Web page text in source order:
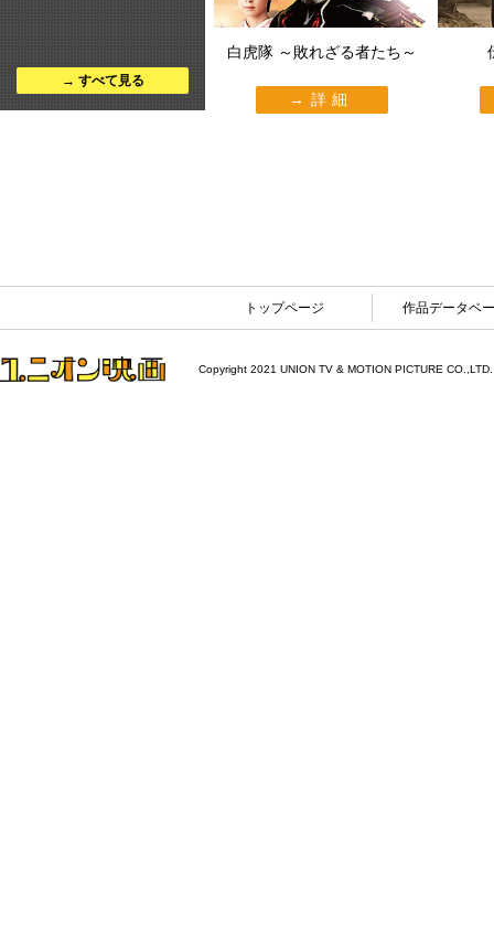
すべて見る
白虎隊 ～敗れざる者たち～
詳細
トップページ 作品データベ
Copyright 2021 UNION TV & MOTION PICTURE CO.,LTD.